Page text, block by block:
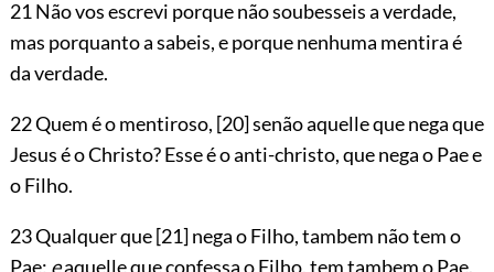
21 Não vos escrevi porque não soubesseis a verdade,
mas porquanto a sabeis, e porque nenhuma mentira é
da verdade.
22 Quem é o mentiroso, [20]senão aquelle que nega que
Jesus é o Christo? Esse é o anti-christo, que nega o Pae e
o Filho.
23 Qualquer que[21]nega o Filho, tambem não tem o
Pae; eaquelle que confessa o Filho, tem tambem o Pae.